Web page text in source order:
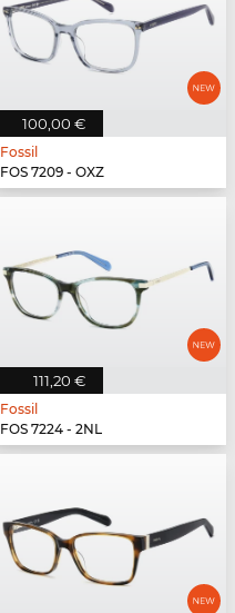
100,00 €
Fossil
FOS 7209 - OXZ
111,20 €
Fossil
FOS 7224 - 2NL